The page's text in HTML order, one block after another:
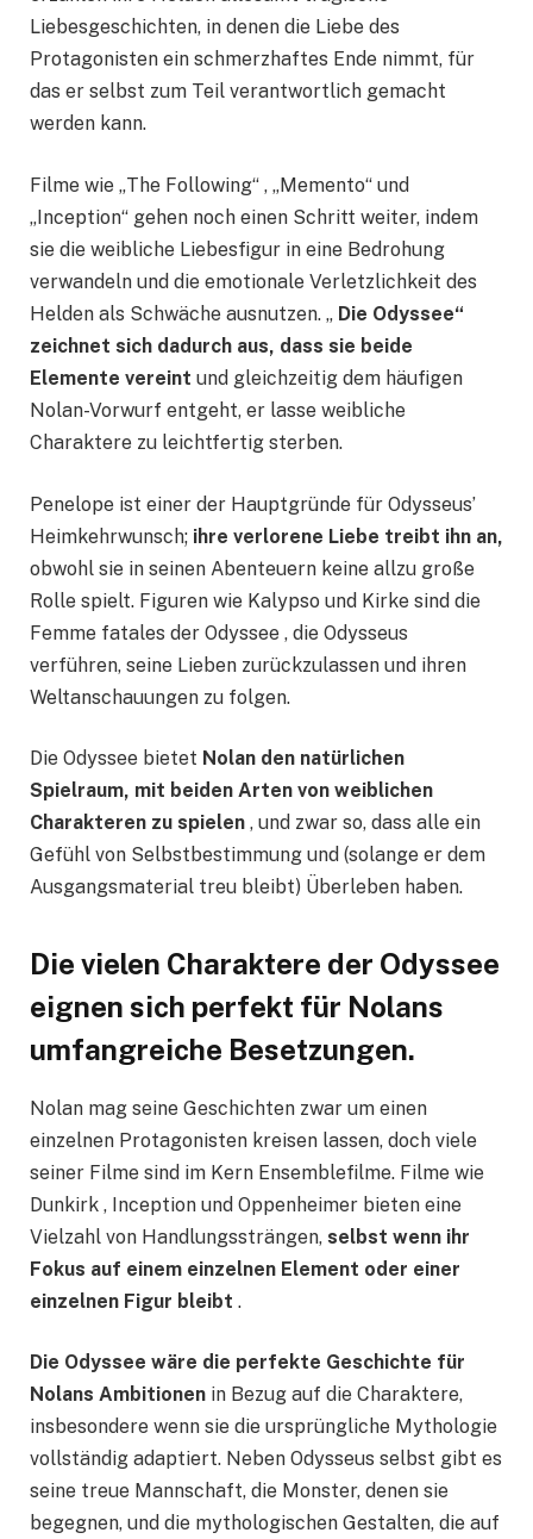
Liebesgeschichten, in denen die Liebe des
Protagonisten ein schmerzhaftes Ende nimmt, für
das er selbst zum Teil verantwortlich gemacht
werden kann.
Filme wie „The Following“ , „Memento“ und
„Inception“ gehen noch einen Schritt weiter, indem
sie die weibliche Liebesfigur in eine Bedrohung
verwandeln und die emotionale Verletzlichkeit des
Helden als Schwäche ausnutzen. „ Die Odyssee“
zeichnet sich dadurch aus, dass sie beide
Elemente vereint und gleichzeitig dem häufigen
Nolan-Vorwurf entgeht, er lasse weibliche
Charaktere zu leichtfertig sterben.
Penelope ist einer der Hauptgründe für Odysseus’
Heimkehrwunsch; ihre verlorene Liebe treibt ihn an,
obwohl sie in seinen Abenteuern keine allzu große
Rolle spielt. Figuren wie Kalypso und Kirke sind die
Femme fatales der Odyssee , die Odysseus
verführen, seine Lieben zurückzulassen und ihren
Weltanschauungen zu folgen.
Die Odyssee bietet Nolan den natürlichen
Spielraum, mit beiden Arten von weiblichen
Charakteren zu spielen , und zwar so, dass alle ein
Gefühl von Selbstbestimmung und (solange er dem
Ausgangsmaterial treu bleibt) Überleben haben.
Die vielen Charaktere der Odyssee
eignen sich perfekt für Nolans
umfangreiche Besetzungen.
Nolan mag seine Geschichten zwar um einen
einzelnen Protagonisten kreisen lassen, doch viele
seiner Filme sind im Kern Ensemblefilme. Filme wie
Dunkirk , Inception und Oppenheimer bieten eine
Vielzahl von Handlungssträngen, selbst wenn ihr
Fokus auf einem einzelnen Element oder einer
einzelnen Figur bleibt .
Die Odyssee wäre die perfekte Geschichte für
Nolans Ambitionen in Bezug auf die Charaktere,
insbesondere wenn sie die ursprüngliche Mythologie
vollständig adaptiert. Neben Odysseus selbst gibt es
seine treue Mannschaft, die Monster, denen sie
begegnen, und die mythologischen Gestalten, die auf